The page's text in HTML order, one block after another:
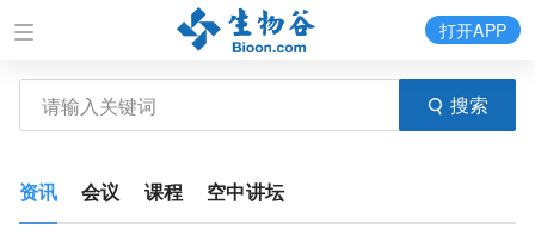
搜索
打开APP
资讯 会议 课程 空中讲坛